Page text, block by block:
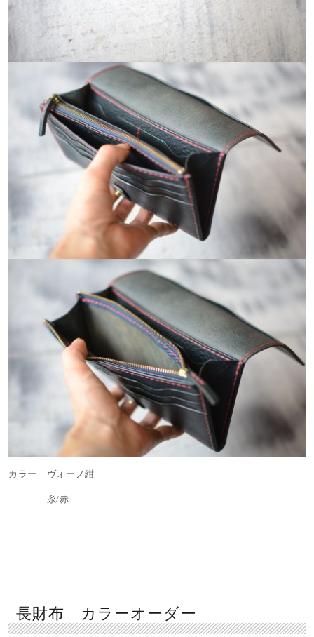
カラー ヴォーノ紺
糸/赤
長財布 カラーオーダー